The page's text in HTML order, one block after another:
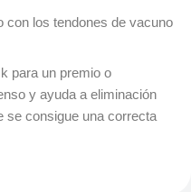
con los tendones de vacuno
para un premio o
y ayuda a eliminación
se consigue una correcta